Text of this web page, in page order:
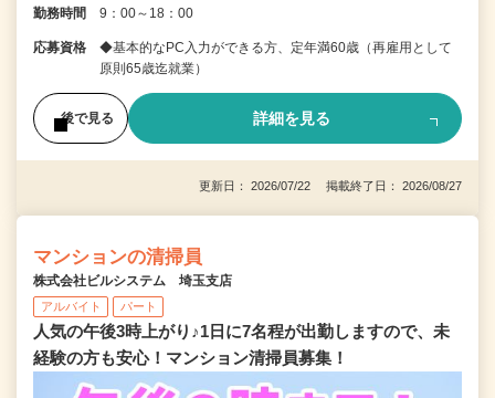
勤務時間 9：00～18：00
応募資格
◆基本的なPC入力ができる方、定年満60歳（再雇用として
原則65歳迄就業）
後で見る 詳細を見る
更新日： 2026/07/22 掲載終了日： 2026/08/27
マンションの清掃員
株式会社ビルシステム 埼玉支店
アルバイト パート
人気の午後3時上がり♪1日に7名程が出勤しますので、未
経験の方も安心！マンション清掃員募集！